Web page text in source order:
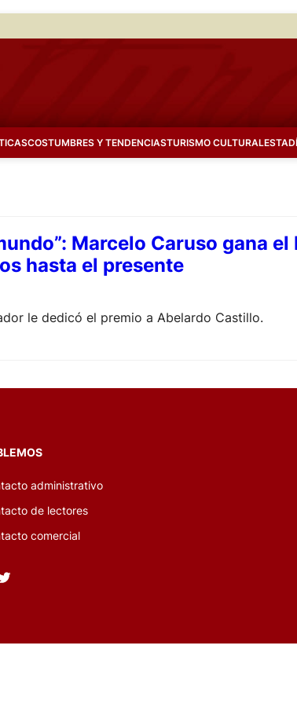
COSTUMBRES Y TENDENCIASTURISMO CULTURAL
Marcelo Caruso gana
hasta el presente
le dedicó el premio a Abelardo Castillo.
administrativo
de lectores
comercial